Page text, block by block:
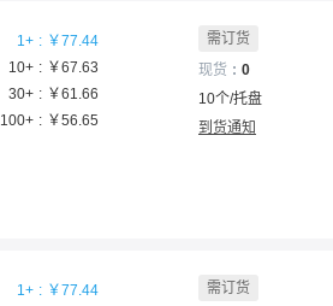
1+ ￥77.44
10+ ￥67.63
30+ ￥61.66
100+ ￥56.65
需订货
现货
0
10个/托盘
到货通知
1+ ￥77.44
需订货